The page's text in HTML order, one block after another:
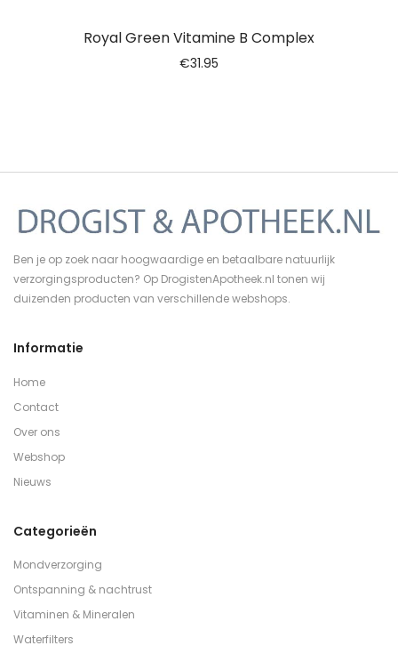
Royal Green Vitamine B Complex
€31.95
Ben je op zoek naar hoogwaardige en betaalbare natuurlijk
verzorgingsproducten? Op DrogistenApotheek.nl tonen wij
duizenden producten van verschillende webshops.
Informatie
Home
Contact
Over ons
Webshop
Nieuws
Categorieën
Mondverzorging
Ontspanning & nachtrust
Vitaminen & Mineralen
Waterfilters